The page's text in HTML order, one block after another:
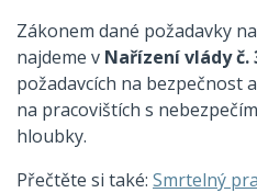
Zákonem dané požadavky
najdeme v Nařízení vlády č.
požadavcích na bezpečnost
na pracovištích s
hloubky.
Přečtěte si také: Smrtelný